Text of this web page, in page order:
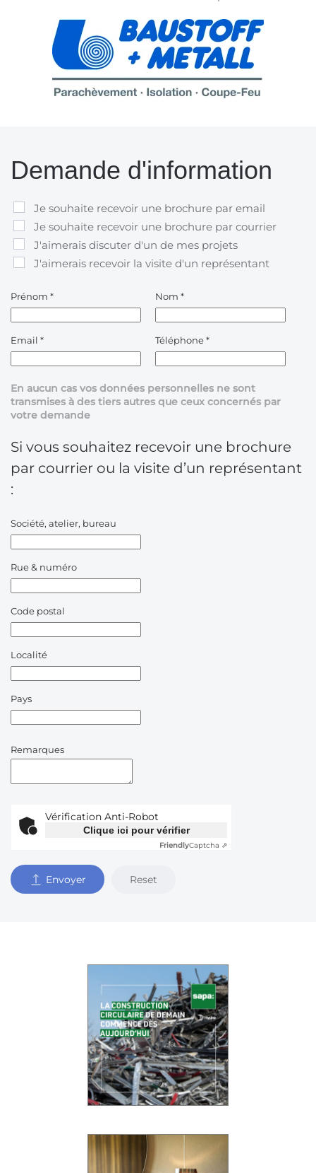
Demande d'information
Je souhaite recevoir une brochure par email
Je souhaite recevoir une brochure par courrier
J'aimerais discuter d'un de mes projets
J'aimerais recevoir la visite d'un représentant
Prénom * Nom *
Email * Téléphone*
En aucun cas vos données personnelles ne sont
transmises à des tiers autres que ceux concernés par
votre demande
Si vous souhaitez recevoir une brochure
par courrier ou la visite d’un représentant
:
Société, atelier, bureau
Rue & numéro
Code postal
Localité
Pays
Remarques
Vérification Anti-Robot
Clique ici pour vérifier
FriendlyCaptcha ⇗
Envoyer Reset